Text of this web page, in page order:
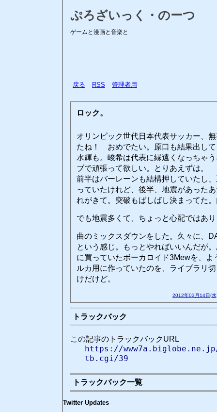
ぷろざいっく・のーつ
ゲームと漫画と音楽と
戻る RSS 管理者用
ロック。
オリンピック世代日本代表サッカー、
たね！ おめでたい。原口も結果出し
水輝も。峻希は代表に縁遠くなっちゃ
ブで頑張って欲しい。とりあえずは。
前半はバーレーンも結構押していたし
っていたけれど、後半、地震があった
れがきて。突破もばしばし決まってた
でも地震多くて、ちょっと心配ではあ
曲のミックスダウンをした。久々に、
という感じ。もっとやればいいんだが
に買っていたボーカロイド3Mewを、よ
ルカ用に作っていたのを、ライブラリ
けだけど。
2012年03月14日(
トラックバック
この記事のトラックバックURL
https://
tb.cgi/39
トラックバック一覧
Twitter Updates